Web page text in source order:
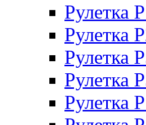
Рулетка
Рулетка
Рулетка
Рулетка
Рулетка